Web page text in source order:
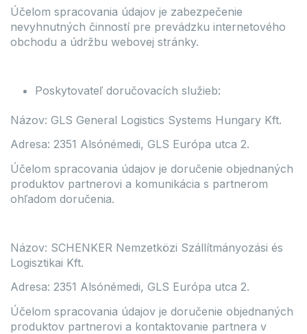
Účelom spracovania údajov je zabezpečenie
nevyhnutných činností pre prevádzku internetového
obchodu a údržbu webovej stránky.
Poskytovateľ doručovacích služieb:
Názov: GLS General Logistics Systems Hungary Kft.
Adresa: 2351 Alsónémedi, GLS Európa utca 2.
Účelom spracovania údajov je doručenie objednaných
produktov partnerovi a komunikácia s partnerom
ohľadom doručenia.
Názov: SCHENKER Nemzetközi Szállítmányozási és
Logisztikai Kft.
Adresa: 2351 Alsónémedi, GLS Európa utca 2.
Účelom spracovania údajov je doručenie objednaných
produktov partnerovi a kontaktovanie partnera v